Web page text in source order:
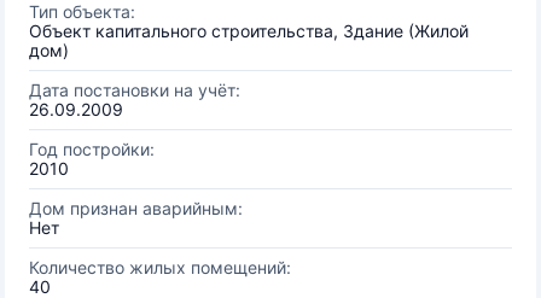
Тип объекта:
Объект капитального строительства, Здание (Жилой
дом)
Дата постановки на учёт:
26.09.2009
Год постройки:
2010
Дом признан аварийным:
Нет
Количество жилых помещений:
40